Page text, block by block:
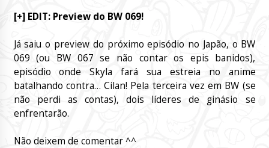
[+] EDIT: Preview do BW 069!
Já saiu o preview do próximo episódio no Japão, o BW
069 (ou BW 067 se não contar os epis banidos),
episódio onde Skyla fará sua estreia no anime
batalhando contra… Cilan! Pela terceira vez em BW (se
não perdi as contas), dois líderes de ginásio se
enfrentarão.
Não deixem de comentar ^^